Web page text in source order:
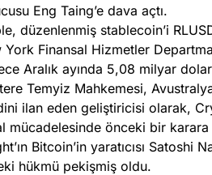
Eng Taing’e dava açtı.
düzenlenmiş stablecoin’i
York Finansal Hizmetler
Aralık ayında 5,08 milyar
Temyiz Mahkemesi,
ilan eden geliştiricisi olarak,
mücadelesinde önceki bir
Bitcoin’in yaratıcısı Satoshi
hükmü pekişmiş oldu.